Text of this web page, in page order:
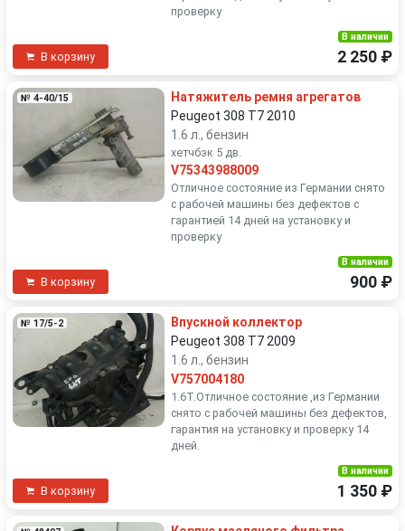
проверку
В корзину
В наличии
2 250 ₽
№ 4-40/15
Натяжитель ремня агрегатов
Peugeot 308 T7 2010
1.6 л., бензин
хетчбэк 5 дв.
V75343988009
Отличное состояние из Германии снято
с рабочей машины без дефектов с
гарантией 14 дней на установку и
проверку
В корзину
В наличии
900 ₽
№ 17/5-2
Впускной коллектор
Peugeot 308 T7 2009
1.6 л., бензин
V757004180
1.6T.Отличное состояние ,из Германии
снято с рабочей машины без дефектов,
гарантия на установку и проверку 14
дней.
В корзину
В наличии
1 350 ₽